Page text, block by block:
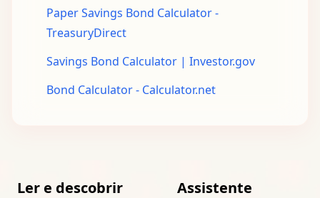
Paper Savings Bond Calculator -
TreasuryDirect
Savings Bond Calculator | Investor.gov
Bond Calculator - Calculator.net
Ler e descobrir
Assistente